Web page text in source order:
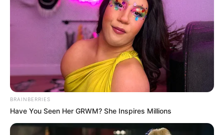
BRAINBERRIES
Have You Seen Her GRWM? She Inspires Millions